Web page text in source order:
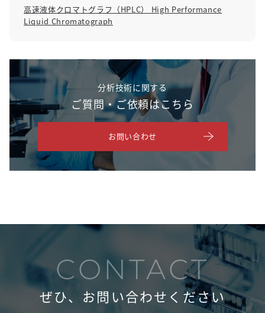
高速液体クロマトグラフ（HPLC） High Performance
Liquid Chromatograph
分析技術に関する
ご質問・ご依頼はこちら
お問い合わせ
CONTACT
ぜひ、お問い合わせください